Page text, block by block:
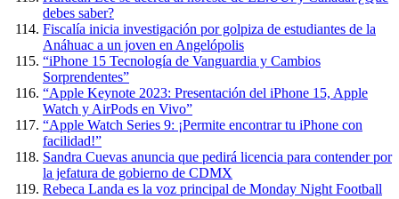
debes saber?
Fiscalía inicia investigación por golpiza de estudiantes de la
Anáhuac a un joven en Angelópolis
“iPhone 15 Tecnología de Vanguardia y Cambios
Sorprendentes”
“Apple Keynote 2023: Presentación del iPhone 15, Apple
Watch y AirPods en Vivo”
“Apple Watch Series 9: ¡Permite encontrar tu iPhone con
facilidad!”
Sandra Cuevas anuncia que pedirá licencia para contender por
la jefatura de gobierno de CDMX
Rebeca Landa es la voz principal de Monday Night Football